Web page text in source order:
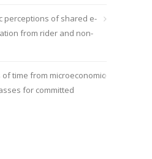
perceptions of shared e-
from rider and non-
time from microeconomic
for committed